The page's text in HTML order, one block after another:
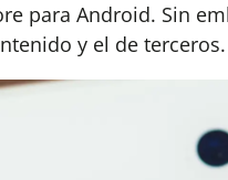
para Android. Sin
y el de